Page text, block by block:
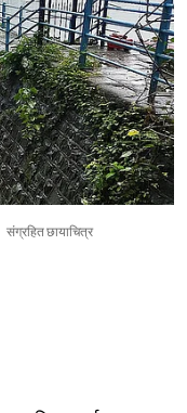
संग्रहित छायाचित्र